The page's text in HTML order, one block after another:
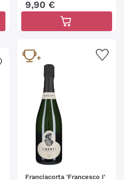
9,90 €
Franciacorta 'Francesco I'